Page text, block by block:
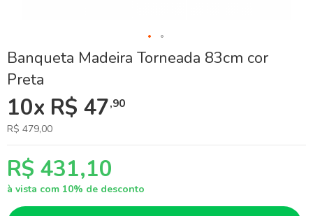
Banqueta Madeira Torneada 83cm cor
Preta
10x R$ 47,90
R$ 479,00
R$ 431,10
à vista com 10% de desconto
Skip
to
the
of
the
images